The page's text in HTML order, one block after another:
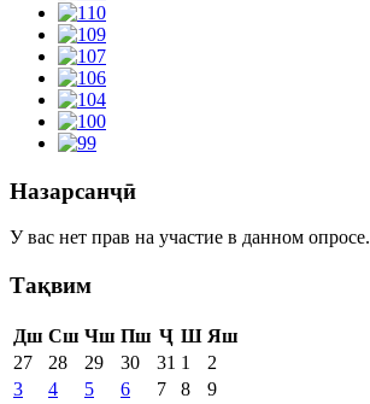
Назарсанҷӣ
У вас нет прав на участие в данном опросе.
Тақвим
Дш Сш Чш Пш Ҷ Ш Яш
27
28 29 30 31 1
2
3
4 5 6 7 8
9